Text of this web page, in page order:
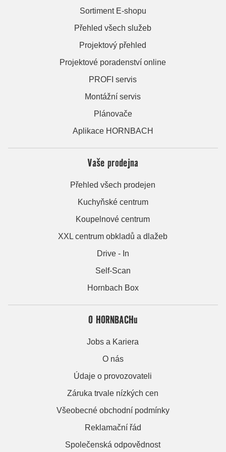
Sortiment E-shopu
Přehled všech služeb
Projektový přehled
Projektové poradenství online
PROFI servis
Montážní servis
Plánovače
Aplikace HORNBACH
Vaše prodejna
Přehled všech prodejen
Kuchyňské centrum
Koupelnové centrum
XXL centrum obkladů a dlažeb
Drive - In
Self-Scan
Hornbach Box
O HORNBACHu
Jobs a Kariera
O nás
Údaje o provozovateli
Záruka trvale nízkých cen
Všeobecné obchodní podmínky
Reklamační řád
Společenská odpovědnost